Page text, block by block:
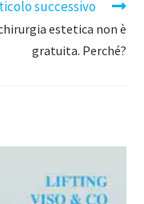
successivo
estetica non è
gratuita. Perché?